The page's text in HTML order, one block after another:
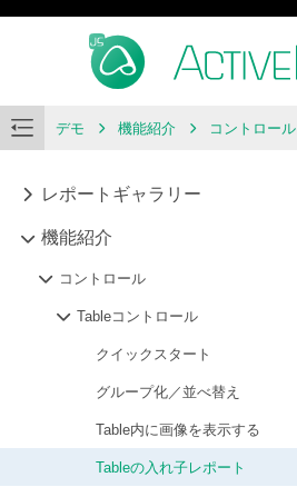
デモ 機能紹介 コントロール
レポートギャラリー
機能紹介
コントロール
Tableコントロール
クイックスタート
グループ化／並べ替え
Table内に画像を表示する
Tableの入れ子レポート